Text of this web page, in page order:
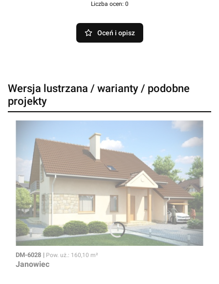
Liczba ocen: 0
Oceń i opisz
Wersja lustrzana / warianty / podobne
projekty
Kod
DM-6028 Powierzchnia użytkowa
Pow. uż.: 160,10 m²
Janowiec